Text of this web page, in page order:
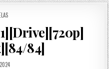
IN
84]
DATE: